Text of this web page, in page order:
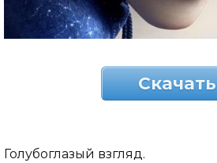
Скачать
Голубоглазый взгляд.